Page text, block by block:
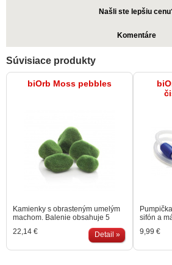
Našli ste lepšiu
Komentáre
Súvisiace produkty
biOrb Moss pebbles
Kamienky s obrasteným umelým
machom. Balenie obsahuje 5
22,14 € Detail »
sifón a
pumpu
9,99 €